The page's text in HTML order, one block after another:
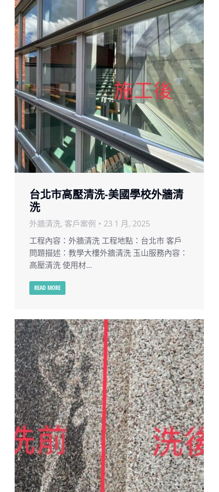
台北市高壓清洗-美國學校外牆清
洗
外牆清洗, 客戶案例
23 1 月, 2025
工程內容：外牆清洗 工程地點：台北市 客戶
問題描述：教學大樓外牆清洗 玉山服務內容：
高壓清洗 使用材…
READ MORE